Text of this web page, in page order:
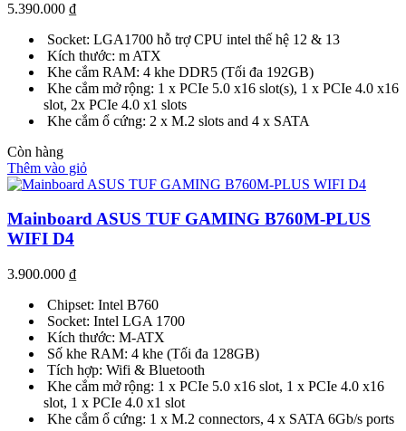
5.390.000 ₫
Socket: LGA1700 hỗ trợ CPU intel thế hệ 12 & 13
Kích thước: m ATX
Khe cắm RAM: 4 khe DDR5 (Tối đa 192GB)
Khe cắm mở rộng: 1 x PCIe 5.0 x16 slot(s), 1 x PCIe 4.0 x16
slot, 2x PCIe 4.0 x1 slots
Khe cắm ổ cứng: 2 x M.2 slots and 4 x SATA
Còn hàng
Thêm vào giỏ
Mainboard ASUS TUF GAMING B760M-PLUS
WIFI D4
3.900.000 ₫
Chipset: Intel B760
Socket: Intel LGA 1700
Kích thước: M-ATX
Số khe RAM: 4 khe (Tối đa 128GB)
Tích hợp: Wifi & Bluetooth
Khe cắm mở rộng: 1 x PCIe 5.0 x16 slot, 1 x PCIe 4.0 x16
slot, 1 x PCIe 4.0 x1 slot
Khe cắm ổ cứng: 1 x M.2 connectors, 4 x SATA 6Gb/s ports